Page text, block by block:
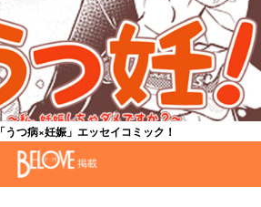
うつ病×妊娠」エッセイコミック！
掲載